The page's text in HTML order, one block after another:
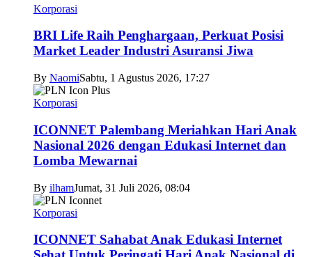
Korporasi
BRI Life Raih Penghargaan, Perkuat Posisi
Market Leader Industri Asuransi Jiwa
By NaomiSabtu, 1 Agustus 2026, 17:27
Korporasi
ICONNET Palembang Meriahkan Hari Anak
Nasional 2026 dengan Edukasi Internet dan
Lomba Mewarnai
By ilhamJumat, 31 Juli 2026, 08:04
Korporasi
ICONNET Sahabat Anak Edukasi Internet